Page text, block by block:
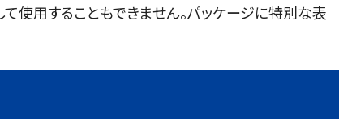
使用することもできません。パッケージに特別な表